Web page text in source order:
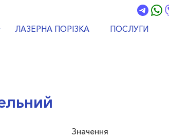
ЛАЗЕРНА ПОРІЗКА ПОСЛУГИ
Значення